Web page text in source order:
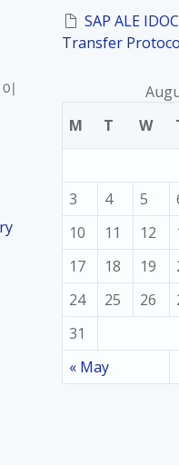
SAP ALE
Transfer
M
T W
« May
3
4 5
10
11 12
17
18 19
24
25 26
31